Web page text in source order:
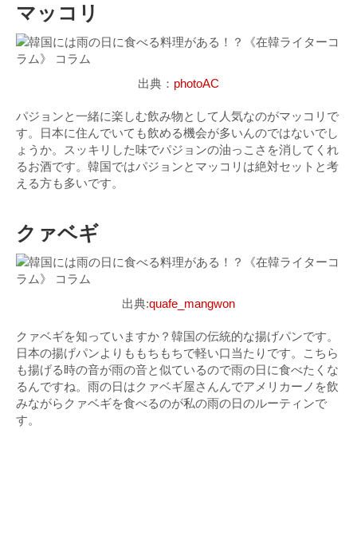
マッコリ
出典： photoAC
パジョンと一緒に楽しむ飲み物として人気なのがマッコリで
す。日本に住んでいても飲める機会が多いんのではないでし
ょうか。スッキリした味でパジョンの油っこさを消してくれ
るお酒です。韓国ではパジョンとマッコリは絶対セットと考
える方も多いです。
クァベギ
出典:quafe_mangwon
クァベギを知っていますか？韓国の伝統的な揚げパンです。
日本の揚げパンよりももちもちで軽い口当たりです。こちら
も揚げる時の音が雨の音と似ているので雨の日に食べたくな
るんですね。雨の日はクァベギ屋さんんでアメリカーノを飲
みながらクァベギを食べるのが私の雨の日のルーティンで
す。